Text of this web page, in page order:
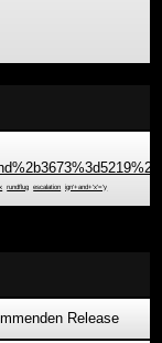
rundflug escalation ign'+and+'x'='y
Release